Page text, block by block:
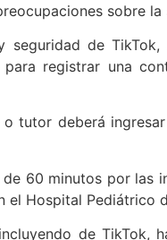
sobre
seguridad de
registrar una
tutor deberá
60 minutos por las
el Hospital Pediátrico
de